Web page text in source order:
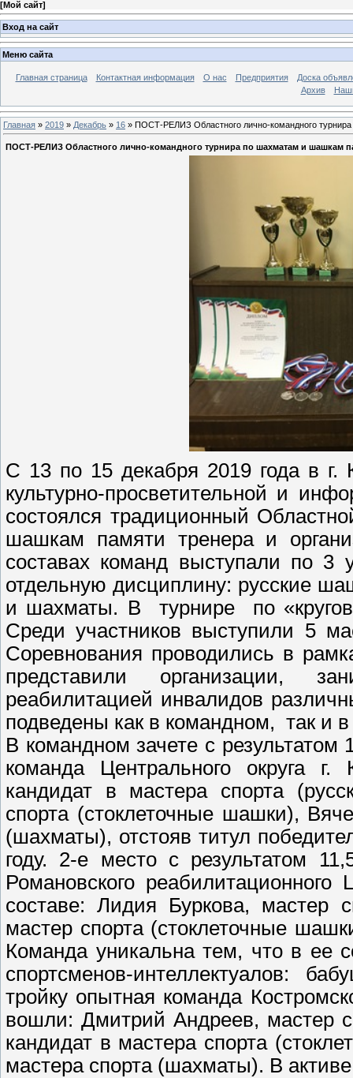
[Мой сайт]
Вход на сайт
Меню сайта
Главная страница Контактная информация О нас Предприятия
Доска
Архив
Главная » 2019 » Декабрь » 16 » ПОСТ-РЕЛИЗ Областного лично-командного
ПОСТ-РЕЛИЗ Областного лично-командного турнира по шахматам и шашкам
С 13 по 15 декабря 2019 года в г.
культурно-просветительной и
состоялся традиционный
шашкам памяти тренера и
составах команд выступали по 3
отдельную дисциплину: русские
и шахматы. В турнире по
Среди участников выступили 5
Соревнования проводились в
представили организации,
реабилитацией инвалидов
подведены как в командном, так и
В командном зачете с
команда Центрального округа
кандидат в мастера спорта
спорта (стоклеточные шашки),
(шахматы), отстояв титул
году. 2-е место с результатом
Романовского
составе: Лидия Буркова, мастер
мастер спорта (стоклеточные
Команда уникальна тем, что в ее
спортсменов-интеллектуалов:
тройку опытная команда
вошли: Дмитрий Андреев, мастер
кандидат в мастера спорта
мастера спорта (шахматы). В